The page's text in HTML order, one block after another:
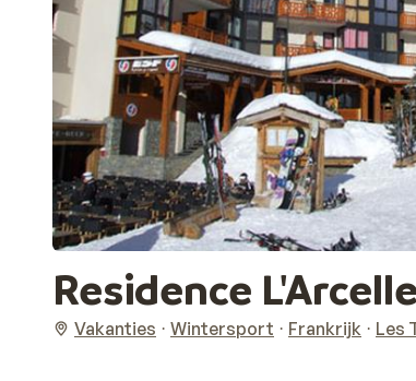
Residence
Vakanties Wintersport Frankrijk Les